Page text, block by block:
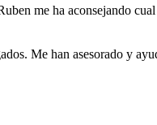
me ha aconsejando
Me han asesorado y